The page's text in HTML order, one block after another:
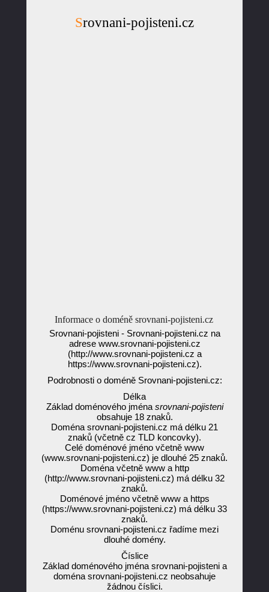
Srovnani-pojisteni.cz
Informace o doméně srovnani-pojisteni.cz
Srovnani-pojisteni - Srovnani-pojisteni.cz na
adrese www.srovnani-pojisteni.cz
(http://www.srovnani-pojisteni.cz a
https://www.srovnani-pojisteni.cz).
Podrobnosti o doméně Srovnani-pojisteni.cz:
Délka
Základ doménového jména srovnani-pojisteni
obsahuje 18 znaků.
Doména srovnani-pojisteni.cz má délku 21
znaků (včetně cz TLD koncovky).
Celé doménové jméno včetně www
(www.srovnani-pojisteni.cz) je dlouhé 25 znaků.
Doména včetně www a http
(http://www.srovnani-pojisteni.cz) má délku 32
znaků.
Doménové jméno včetně www a https
(https://www.srovnani-pojisteni.cz) má délku 33
znaků.
Doménu srovnani-pojisteni.cz řadíme mezi
dlouhé domény.
Číslice
Základ doménového jména srovnani-pojisteni a
doména srovnani-pojisteni.cz neobsahuje
žádnou číslici.